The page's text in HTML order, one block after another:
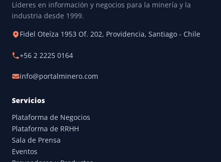
Líderes en información y negocios para la minería y la
industria desde 1999.
Fidel Oteíza 1953 Of. 202, Providencia, Santiago - Chile
+56 2 2225 0164
info@portalminero.com
Servicios
Plataforma de Negocios
Plataforma de RRHH
Sala de Prensa
Eventos